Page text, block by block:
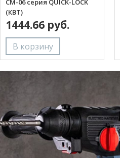
СМ-06 серия QUICK-LOCK
(КВТ)
1444.66 руб.